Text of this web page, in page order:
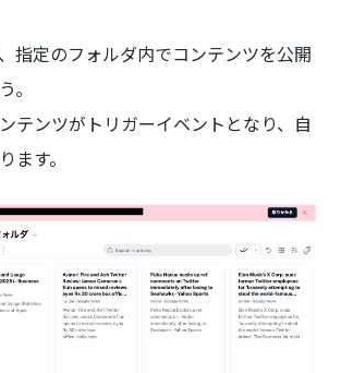
指定のフォルダ内でコンテンツを公開
。
テンツがトリガーイベントとなり、自
ます。